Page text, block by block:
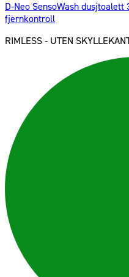
D-Neo SensoWash
fjernkontroll
RIMLESS - UTEN